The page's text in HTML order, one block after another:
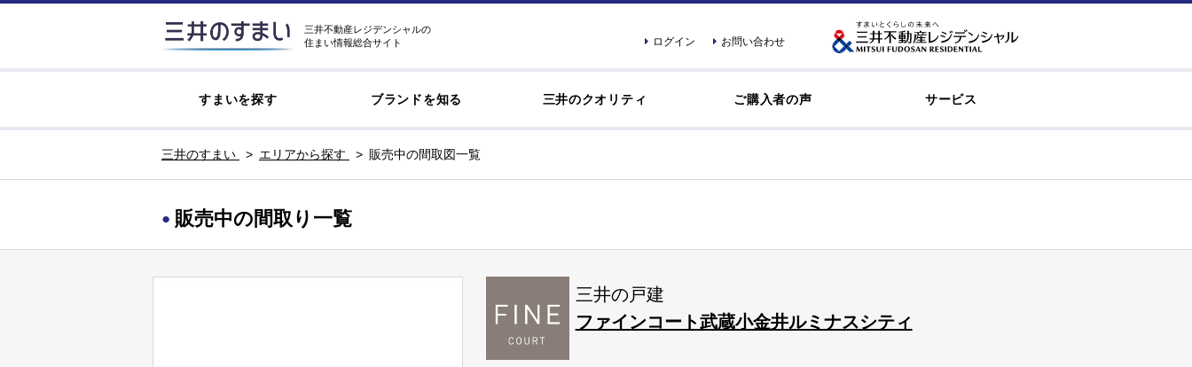
ログイン お問い合わせ
三井不動産レジデンシャルの
住まい情報総合サイト
すまいを探す ブランドを知る 三井のクオリティ ご購入者の声 サービス
三井のすまい エリアから探す 販売中の間取図一覧
販売中の間取り一覧
三井の戸建
ファインコート武蔵小金井ルミナスシティ